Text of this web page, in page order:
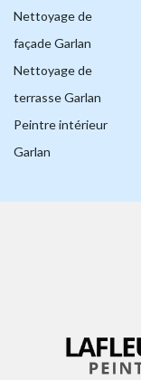
Nettoyage de
façade Garlan
Nettoyage de
terrasse Garlan
Peintre intérieur
Garlan